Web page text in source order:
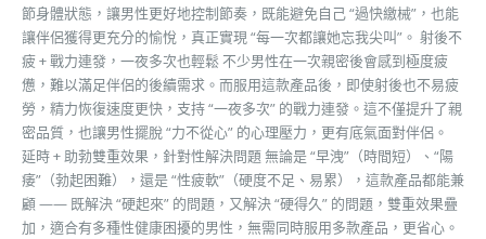
節身體狀態，讓男性更好地控制節奏，既能避免自己 “過快繳械”，也能
讓伴侶獲得更充分的愉悅，真正實現 “每一次都讓她忘我尖叫”。 射後不
疲 + 戰力連發，一夜多次也輕鬆 不少男性在一次親密後會感到極度疲
憊，難以滿足伴侶的後續需求。而服用這款產品後，即使射後也不易疲
勞，精力恢復速度更快，支持 “一夜多次” 的戰力連發。這不僅提升了親
密品質，也讓男性擺脫 “力不從心” 的心理壓力，更有底氣面對伴侶。
延時 + 助勃雙重效果，針對性解決問題 無論是 “早洩”（時間短）、“陽
痿”（勃起困難），還是 “性疲軟”（硬度不足、易累），這款產品都能兼
顧 —— 既解決 “硬起來” 的問題，又解決 “硬得久” 的問題，雙重效果疊
加，適合有多種性健康困擾的男性，無需同時服用多款產品，更省心。